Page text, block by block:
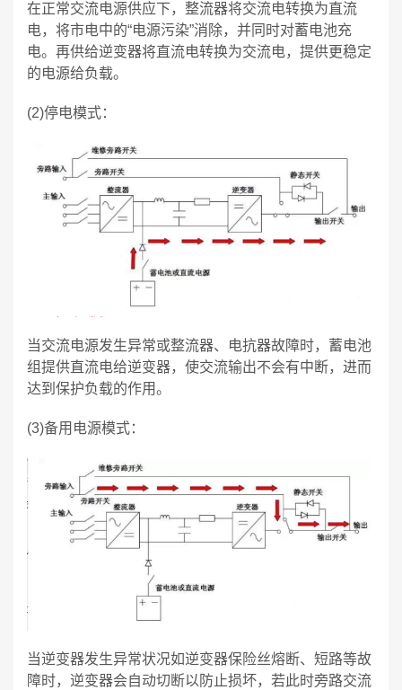
在正常交流电源供应下，整流器将交流电转换为直流
电，将市电中的“电源污染”消除，并同时对蓄电池充
电。再供给逆变器将直流电转换为交流电，提供更稳定
的电源给负载。
(2)停电模式：
当交流电源发生异常或整流器、电抗器故障时，蓄电池
组提供直流电给逆变器，使交流输出不会有中断，进而
达到保护负载的作用。
(3)备用电源模式：
当逆变器发生异常状况如逆变器保险丝熔断、短路等故
障时，逆变器会自动切断以防止损坏，若此时旁路交流